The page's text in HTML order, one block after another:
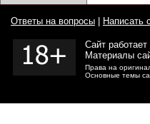
Ответы на вопросы Написать
Сайт
Материалы
Права на
Основные темы